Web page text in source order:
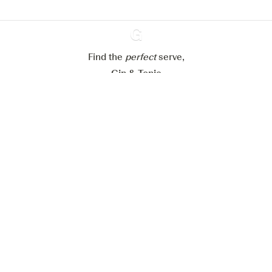
Ginventory
Find the perfectserve,
Gin & Tonic